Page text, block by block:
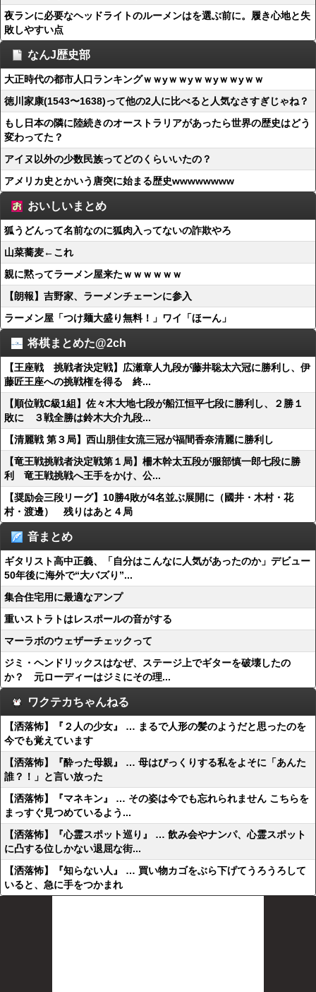
夜ランに必要なヘッドライトのルーメンはを選ぶ前に。履き心地と失
敗しやすい点
なんJ歴史部
大正時代の都市人口ランキングｗｗyｗｗyｗｗyｗｗyｗｗ
徳川家康(1543〜1638)って他の2人に比べると人気なさすぎじゃね？
もし日本の隣に陸続きのオーストラリアがあったら世界の歴史はどう
変わってた？
アイヌ以外の少数民族ってどのくらいいたの？
アメリカ史とかいう唐突に始まる歴史wwwwwwww
おいしいまとめ
狐うどんって名前なのに狐肉入ってないの詐欺やろ
山菜蕎麦←これ
親に黙ってラーメン屋来たｗｗｗｗｗｗ
【朗報】吉野家、ラーメンチェーンに参入
ラーメン屋「つけ麺大盛り無料！」ワイ「ほーん」
将棋まとめた@2ch
【王座戦 挑戦者決定戦】広瀬章人九段が藤井聡太六冠に勝利し、伊
藤匠王座への挑戦権を得る 終...
【順位戦C級1組】佐々木大地七段が船江恒平七段に勝利し、２勝１
敗に ３戦全勝は鈴木大介九段...
【清麗戦 第３局】西山朋佳女流三冠が福間香奈清麗に勝利し
【竜王戦挑戦者決定戦第１局】柵木幹太五段が服部慎一郎七段に勝
利 竜王戦挑戦へ王手をかけ、公...
【奨励会三段リーグ】10勝4敗が4名並ぶ展開に（國井・木村・花
村・渡邊） 残りはあと４局
音まとめ
ギタリスト高中正義、「自分はこんなに人気があったのか」デビュー
50年後に海外で“大バズり”...
集合住宅用に最適なアンプ
重いストラトはレスポールの音がする
マーラボのウェザーチェックって
ジミ・ヘンドリックスはなぜ、ステージ上でギターを破壊したの
か？ 元ローディーはジミにその理...
ワクテカちゃんねる
【洒落怖】『２人の少女』 … まるで人形の髪のようだと思ったのを
今でも覚えています
【洒落怖】『酔った母親』 … 母はびっくりする私をよそに「あんた
誰？！」と言い放った
【洒落怖】『マネキン』 … その姿は今でも忘れられません こちらを
まっすぐ見つめているよう...
【洒落怖】『心霊スポット巡り』 … 飲み会やナンパ、心霊スポット
に凸する位しかない退屈な街...
【洒落怖】『知らない人』 … 買い物カゴをぶら下げてうろうろして
いると、急に手をつかまれ